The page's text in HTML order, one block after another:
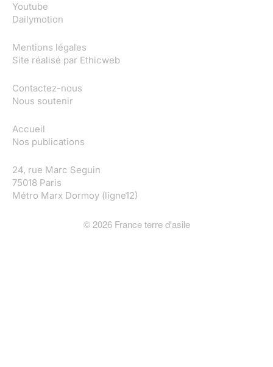
Youtube
Dailymotion
Mentions légales
Site réalisé par Ethicweb
Contactez-nous
Nous soutenir
Accueil
Nos publications
24, rue Marc Seguin
75018 Paris
Métro Marx Dormoy (ligne12)
©2026France terre d'asile